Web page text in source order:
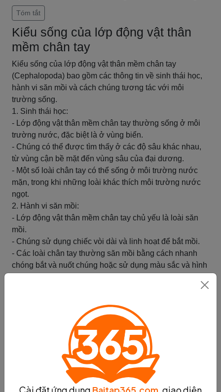
Tóm tắt
Kiểu sống của lớp động vật thân
mềm chân tay
Kiểu sống của lớp động vật thân mềm chân tay
(Cephalopoda) bao gồm các thông tin về sinh thái học,
hành vi săn mồi và cách chúng tương tác với môi
trường sống.
1. Sinh thái học:
- Lớp động vật thân mềm chân tay thường sống ở môi
trường nước, đặc biệt là ở vùng biển.
- Chúng có thể được tìm thấy ở các độ sâu khác nhau,
từ vùng cận bề mặt đến vùng sâu của đại dương.
- Một số loài chân tay có thể sống ở môi trường nước
mặn, trong khi những loài khác thích môi trường nước
ngọt.
2. Hành vi săn mồi:
- Lớp động vật thân mềm chân tay chủ yếu là loài săn
mồi.
- Chúng sử dụng chiếc vòi dài và linh hoạt để bắt mồi.
- Các loài chân tay thường săn mồi bằng cách nhanh
chóng bắt và nuốt chúng hoặc sử dụng màu sắc và hình
trường sống của chúng.
- Một số loài có khả năng biến đổi màu sắc và hình dạng
cơ thể để hoà mình vào môi trường xung quanh và tránh
- Chúng cũng có khả năng di chuyển nhanh và linh hoạt
để tránh kẻ săn mồi hoặc tìm kiếm con mồi.
- Các loài chân tay cũng có khả năng phun mực để tạo